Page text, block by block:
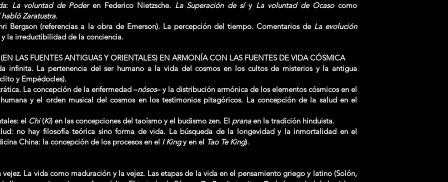
: La voluntad de Poderen Federico Nietzsche. La Superación de síy La voluntad de Ocasocomo
habló Zaratustra.
Bergson (referencias a la obra de Emerson). La percepción del tiempo. Comentarios de La evolución
la irreductibilidad de la conciencia.
LAS FUENTES ANTIGUAS Y ORIENTALES) EN ARMONÍA CON LAS FUENTES DE VIDA CÓSMICA
infinita. La pertenencia del ser humano a la vida del cosmos en los cultos de misterios y la antigua
y Empédocles).
La concepción de la enfermedad –nósos– y la distribución armónica de los elementos cósmicos en el
y el orden musical del cosmos en los testimonios pitagóricos. La concepción de la salud en el
el Chi(Ki) en las concepciones del taoísmo y el budismo zen. El pranaen la tradición hinduista.
no hay filosofía teórica sino forma de vida. La búsqueda de la longevidad y la inmortalidad en el
China: la concepción de los procesos en el I Kingy en el Tao Te King).
La vida como maduración y la vejez. Las etapas de la vida en el pensamiento griego y latino (Solón,